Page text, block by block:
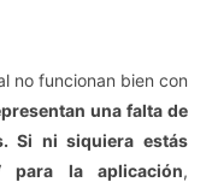
no funcionan bien con
una falta de
Si ni siquiera estás
para la aplicación,